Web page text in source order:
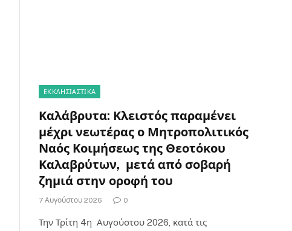
ΕΚΚΛΗΣΙΑΣΤΙΚΑ
Καλάβρυτα: Κλειστός παραμένει
μέχρι νεωτέρας ο Μητροπολιτικός
Ναός Κοιμήσεως της Θεοτόκου
Καλαβρύτων, μετά από σοβαρή
ζημιά στην οροφή του
7 Αυγούστου 2026 0
Την Τρίτη 4η Αυγούστου 2026, κατά τις